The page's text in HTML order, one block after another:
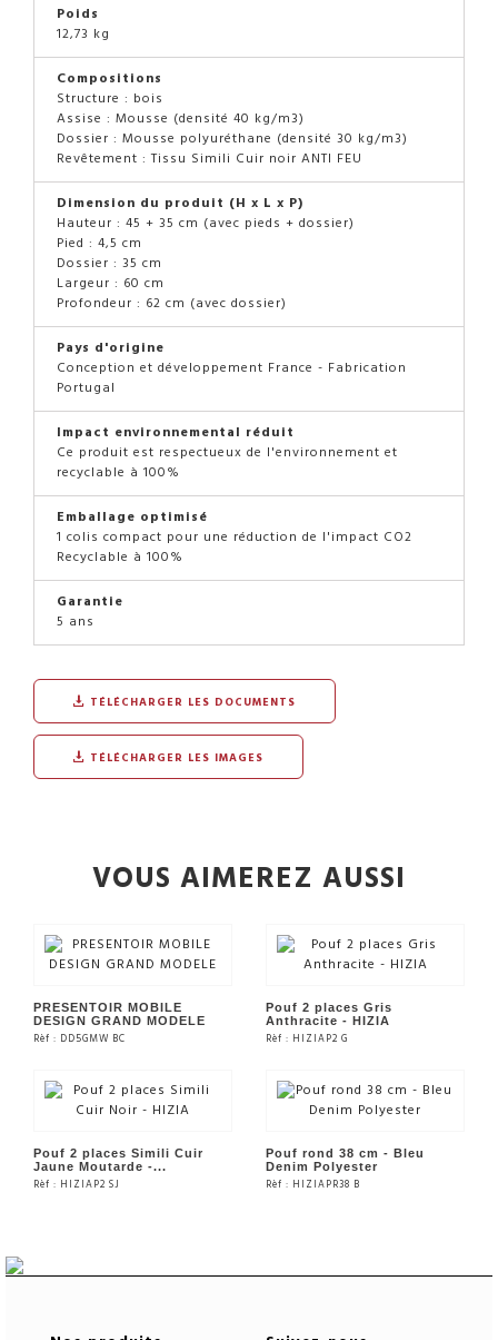
Poids
12,73 kg
Compositions
Structure : bois
Assise : Mousse (densité 40 kg/m3)
Dossier : Mousse polyuréthane (densité 30 kg/m3)
Revêtement : Tissu Simili Cuir noir ANTI FEU
Dimension du produit (H x L x P)
Hauteur : 45 + 35 cm (avec pieds + dossier)
Pied : 4,5 cm
Dossier : 35 cm
Largeur : 60 cm
Profondeur : 62 cm (avec dossier)
Pays d'origine
Conception et développement France - Fabrication
Portugal
Impact environnemental réduit
Ce produit est respectueux de l'environnement et
recyclable à 100%
Emballage optimisé
1 colis compact pour une réduction de l'impact CO2
Recyclable à 100%
Garantie
5 ans
TÉLÉCHARGER LES DOCUMENTS
TÉLÉCHARGER LES IMAGES
VOUS AIMEREZ AUSSI
VOIR LE PRODUIT
PRESENTOIR MOBILE
DESIGN GRAND MODELE
Rèf : DD5GMW BC
VOIR LE PRODUIT
Pouf 2 places Gris
Anthracite - HIZIA
Rèf : HIZIAP2 G
Pouf 2 places Simili Cuir
Jaune Moutarde -...
Rèf : HIZIAP2 SJ
Pouf rond 38 cm - Bleu
Denim Polyester
Rèf : HIZIAPR38 B